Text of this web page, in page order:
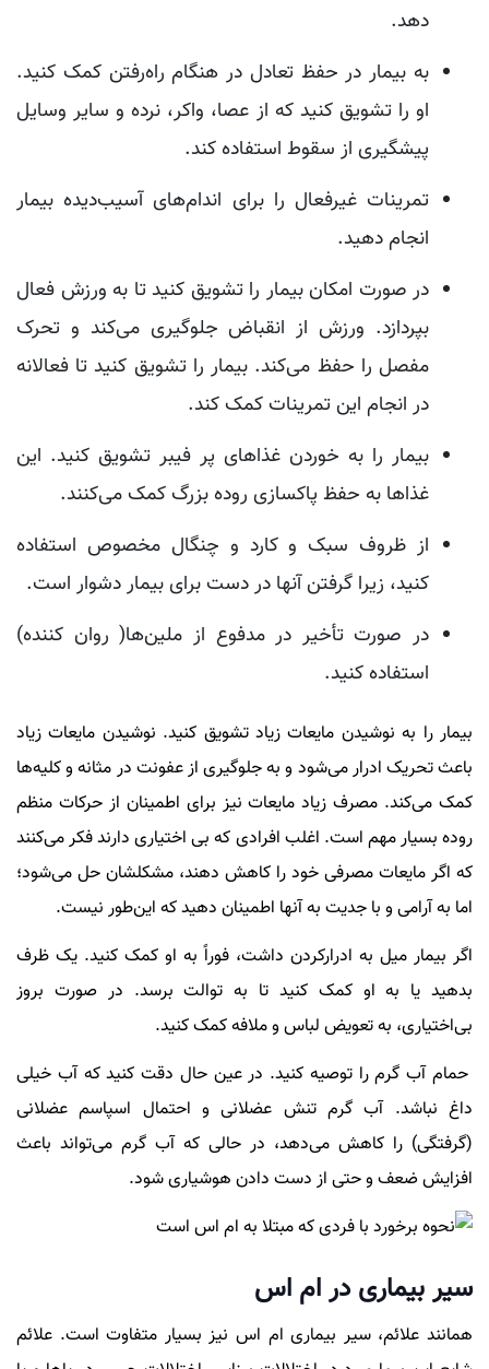
دهد.
به بیمار در حفظ تعادل در هنگام راه‌رفتن کمک کنید.
او را تشویق کنید که از عصا، واکر، نرده و سایر وسایل
پیشگیری از سقوط استفاده کند.
تمرینات غیرفعال را برای اندام‌های آسیب‌دیده بیمار
انجام دهید.
در صورت امکان بیمار را تشویق کنید تا به ورزش فعال
بپردازد. ورزش از انقباض جلوگیری می‌کند و تحرک
مفصل را حفظ می‌کند. بیمار را تشویق کنید تا فعالانه
در انجام این تمرینات کمک کند.
بیمار را به خوردن غذاهای پر فیبر تشویق کنید. این
غذاها به حفظ پاکسازی روده بزرگ کمک می‌کنند.
از ظروف سبک و کارد و چنگال مخصوص استفاده
کنید، زیرا گرفتن آنها در دست برای بیمار دشوار است.
در صورت تأخیر در مدفوع از ملین‌ها( روان کننده)
استفاده کنید.
بیمار را به نوشیدن مایعات زیاد تشویق کنید. نوشیدن مایعات زیاد
باعث تحریک ادرار می‌شود و به جلوگیری از عفونت در مثانه و کلیه‌ها
کمک می‌کند. مصرف زیاد مایعات نیز برای اطمینان از حرکات منظم
روده بسیار مهم است. اغلب افرادی که بی اختیاری دارند فکر می‌کنند
که اگر مایعات مصرفی خود را کاهش دهند، مشکلشان حل می‌شود؛
اما به آرامی و با جدیت به آنها اطمینان دهید که این‌طور نیست.
اگر بیمار میل به ادرارکردن داشت، فوراً به او کمک کنید. یک ظرف
بدهید یا به او کمک کنید تا به توالت برسد. در صورت بروز
بی‌اختیاری، به تعویض لباس و ملافه کمک کنید.
حمام آب گرم را توصیه کنید. در عین حال دقت کنید که آب خیلی
داغ نباشد. آب گرم تنش عضلانی و احتمال اسپاسم عضلانی
(گرفتگی) را کاهش می‌دهد، در حالی که آب گرم می‌تواند باعث
افزایش ضعف و حتی از دست دادن هوشیاری شود.
سیر بیماری در ام اس
همانند علائم، سیر بیماری ام اس نیز بسیار متفاوت است. علائم